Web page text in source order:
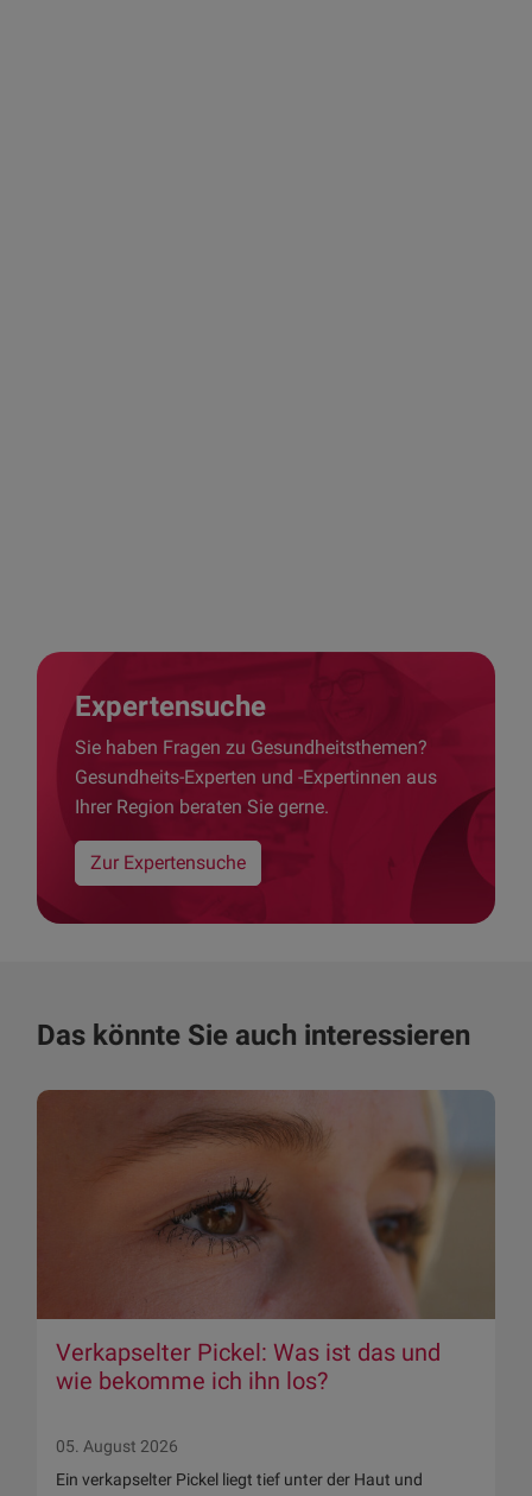
Expertensuche
Sie haben Fragen zu Gesundheitsthemen?
Gesundheits-Experten und -Expertinnen aus
Ihrer Region beraten Sie gerne.
Zur Expertensuche
Das könnte Sie auch interessieren
Verkapselter Pickel: Was ist das und
wie bekomme ich ihn los?
05. August 2026
Ein verkapselter Pickel liegt tief unter der Haut und